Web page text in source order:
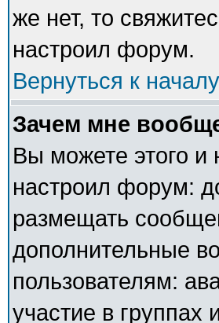
же нет, то
настроил форум.
Вернуться к началу
Зачем мне
Вы можете этого и
настроил форум:
размещать
дополнительные
пользователям:
участие в группах